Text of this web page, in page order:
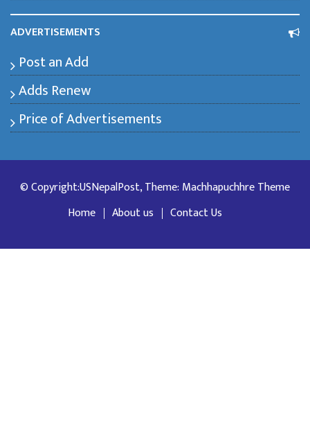
ADVERTISEMENTS
Post an Add
Adds Renew
Price of Advertisements
© Copyright:USNepalPost, Theme: Machhapuchhre Theme
Home
About us Contact Us